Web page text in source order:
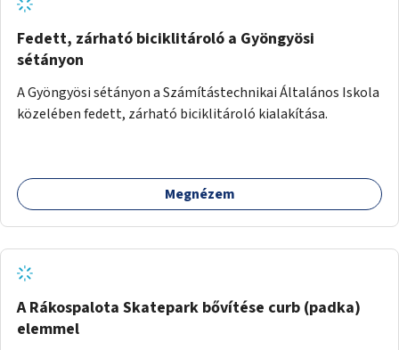
Fedett, zárható biciklitároló a Gyöngyösi
sétányon
A Gyöngyösi sétányon a Számítástechnikai Általános Iskola
közelében fedett, zárható biciklitároló kialakítása.
Megnézem
A Rákospalota Skatepark bővítése curb (padka)
elemmel